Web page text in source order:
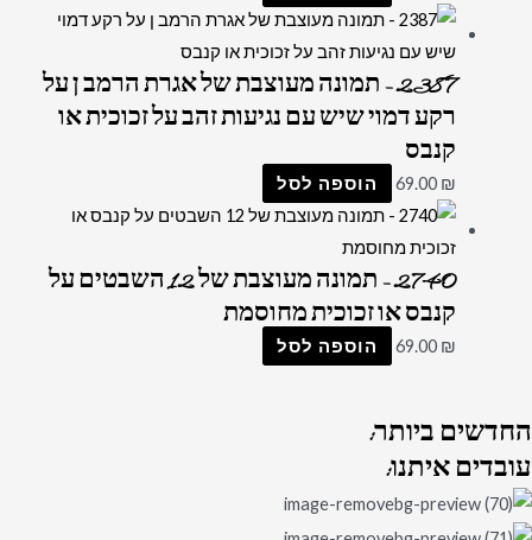
2387 – תמונה מעוצבת של אגרת הרמב ן על
רקע דמוי שיש עם נגיעות זהב על זכוכית או
קנבס
69.00 ₪ הוספה לסל
2740 – תמונה מעוצבת של 12 השבטים על
קנבס או זכוכית מחוסמת
69.00 ₪ הוספה לסל
החדשיםביותר:
עובדיםאיתנו: